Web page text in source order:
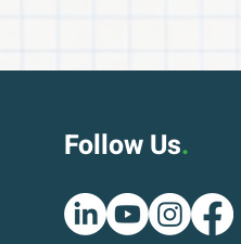
Follow Us.